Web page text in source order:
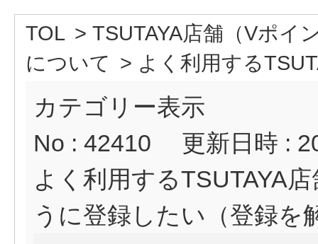
TOL > TSUTAYA店舗（Vポイ
について > よく利用する
カテゴリー表示
No : 42410
更新日時 :
よく利用するTSUTAYA
うに登録したい（登録を